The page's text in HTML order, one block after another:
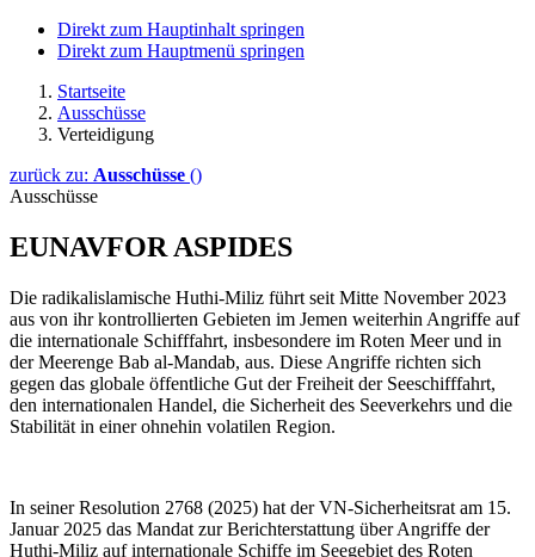
Direkt zum Hauptinhalt springen
Direkt zum Hauptmenü springen
Startseite
Ausschüsse
Verteidigung
zurück zu: Ausschüsse ()
Ausschüsse
EUNAVFOR ASPIDES
Die radikalislamische Huthi-Miliz führt seit Mitte November 2023
aus von ihr kontrollierten Gebieten im Jemen weiterhin Angriffe auf
die internationale Schifffahrt, insbesondere im Roten Meer und in
der Meerenge Bab al-Mandab, aus. Diese Angriffe richten sich
gegen das globale öffentliche Gut der Freiheit der Seeschifffahrt,
den internationalen Handel, die Sicherheit des Seeverkehrs und die
Stabilität in einer ohnehin volatilen Region.
In seiner Resolution 2768 (2025) hat der VN-Sicherheitsrat am 15.
Januar 2025 das Mandat zur Berichterstattung über Angriffe der
Huthi-Miliz auf internationale Schiffe im Seegebiet des Roten